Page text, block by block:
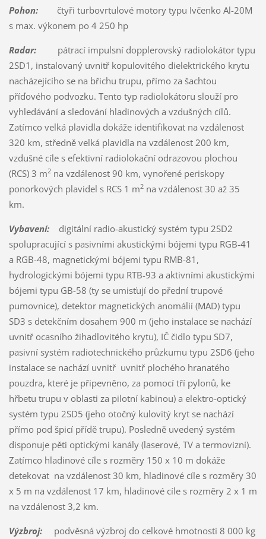
Pohon:čtyři turbovrtulové motory typu Ivčenko Al-20M
s max. výkonem po 4 250 hp
Radar:pátrací impulsní dopplerovský radiolokátor typu
2SD1, instalovaný uvnitř kopulovitého dielektrického krytu
nacházejícího se na břichu trupu, přímo za šachtou
příďového podvozku. Tento typ radiolokátoru slouží pro
vyhledávání a sledování hladinových a vzdušných cílů.
Zatímco velká plavidla dokáže identifikovat na vzdálenost
320 km, středně velká plavidla na vzdálenost 200 km,
vzdušné cíle s efektivní radiolokační odrazovou plochou
(RCS) 3 m2na vzdálenost 90 km, vynořené periskopy
ponorkových plavidel s RCS 1 m2na vzdálenost 30 až 35
km.
Vybavení:digitální radio-akustický systém typu 2SD2
spolupracující s pasivními akustickými bójemi typu RGB-41
a RGB-48, magnetickými bójemi typu RMB-81,
hydrologickými bójemi typu RTB-93 a aktivními akustickými
bójemi typu GB-58 (ty se umisťují do přední trupové
pumovnice), detektor magnetických anomálií (MAD) typu
SD3 s detekčním dosahem 900 m (jeho instalace se nachází
uvnitř ocasního žihadlovitého krytu), IČ čidlo typu SD7,
pasivní systém radiotechnického průzkumu typu 2SD6 (jeho
instalace se nachází uvnitř uvnitř plochého hranatého
pouzdra, které je připevněno, za pomocí tří pylonů, ke
hřbetu trupu v oblasti za pilotní kabinou) a elektro-optický
systém typu 2SD5 (jeho otočný kulovitý kryt se nachází
přímo pod špicí přídě trupu). Posledně uvedený systém
disponuje pěti optickými kanály (laserové, TV a termovizní).
Zatímco hladinové cíle s rozměry 150 x 10 m dokáže
detekovat na vzdálenost 30 km, hladinové cíle s rozměry 30
x 5 m na vzdálenost 17 km, hladinové cíle s rozměry 2 x 1 m
na vzdálenost 3,2 km.
Výzbroj:podvěsná výzbroj do celkové hmotnosti 8 000 kg